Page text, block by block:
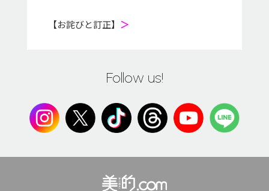
【お詫びと訂正】 ＞
Follow us!